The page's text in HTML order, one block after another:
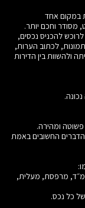
במקום אחד
מסודר וחכם יותר.
להכניס נכסים,
לכתוב הערות,
ולהשוות בין הדירות
פשוטה ומהירה.
החשובים באמת
מרפסת, מעלית,
כל נכס.